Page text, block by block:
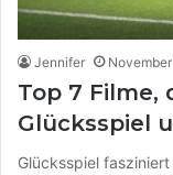
Jennifer
Top 7 Filme,
Glücksspiel
Glücksspiel